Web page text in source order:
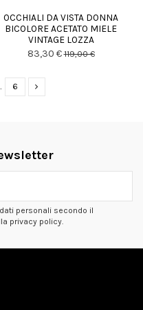
OCCHIALI DA VISTA DONNA
BICOLORE ACETATO MIELE
VINTAGE LOZZA
83,30 €119,00 €
6
personali secondo il
privacy policy.